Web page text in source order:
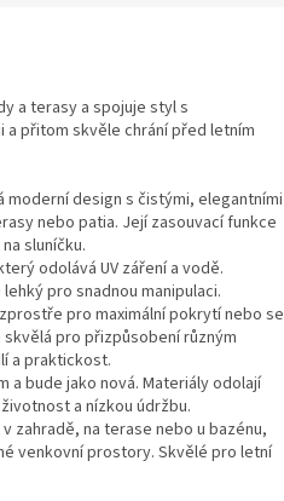
a terasy a spojuje styl s
přitom skvěle chrání před letním
moderní design s čistými, elegantními
nebo patia. Její zasouvací funkce
sluníčku.
odolává UV záření a vodě.
pro snadnou manipulaci.
pro maximální pokrytí nebo se
pro přizpůsobení různým
a praktickost.
a bude jako nová. Materiály odolají
a nízkou údržbu.
zahradě, na terase nebo u bazénu,
venkovní prostory. Skvělé pro letní